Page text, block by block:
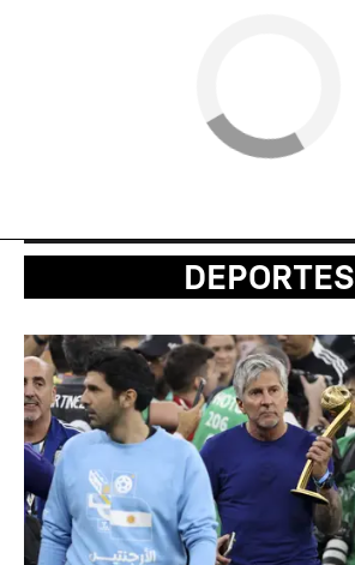
DEPORTES